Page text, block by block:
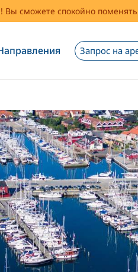
Вы сможете спокойно
Запрос на